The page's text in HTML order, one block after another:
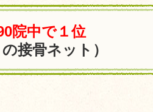
院中で１位
接骨ネット）